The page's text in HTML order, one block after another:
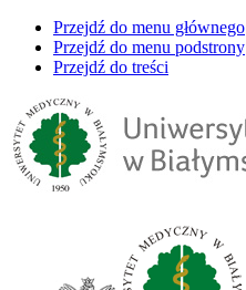
Przejdź do menu głównego
Przejdź do menu podstrony
Przejdź do treści